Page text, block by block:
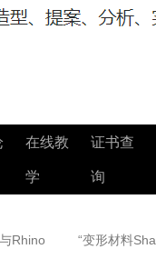
在线教
学
证书查
询
Rhino “变形材料